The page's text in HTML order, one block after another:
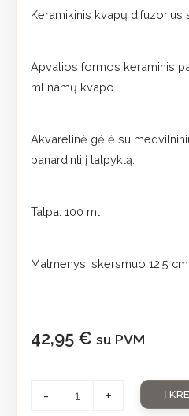
Keramikinis kvapų difuzorius
Apvalios formos keraminis
ml namų kvapo.
Akvarelinė gėlė su
panardinti į talpyklą.
Talpa: 100 ml
Matmenys: skersmuo 12,5
42,95 € su PVM
- + Į